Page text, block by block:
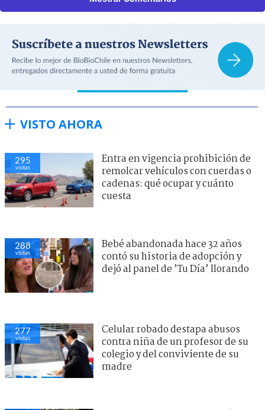
VISTO AHORA
295
visitas
Entra en vigencia prohibición de
remolcar vehículos con cuerdas o
cadenas: qué ocupar y cuánto
cuesta
288
visitas
Bebé abandonada hace 32 años
contó su historia de adopción y
dejó al panel de ’Tu Día’ llorando
277
visitas
Celular robado destapa abusos
contra niña de un profesor de su
colegio y del conviviente de su
madre